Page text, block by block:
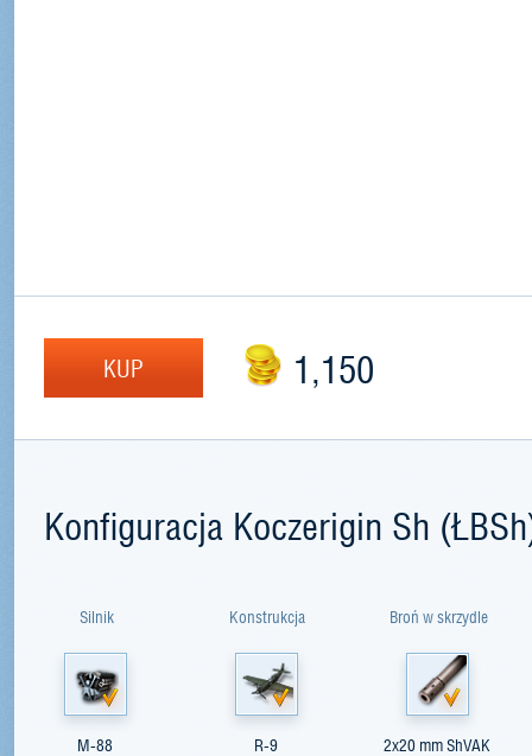
KUP 1,150
Konfiguracja Koczerigin Sh
Silnik
M-88
Konstrukcja
R-9
Broń w skrzydle
2x20 mm ShVAK